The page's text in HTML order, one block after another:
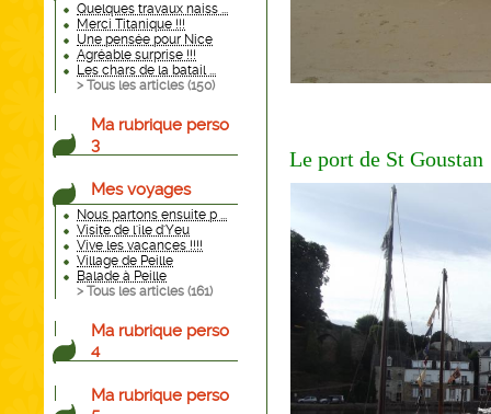
Quelques travaux naiss ...
Merci Titanique !!!
Une pensée pour Nice
Agréable surprise !!!
Les chars de la batail ...
> Tous les articles (150)
Ma rubrique perso
3
Mes voyages
Nous partons ensuite p ...
Visite de l'ile d'Yeu
Vive les vacances !!!!
Village de Peille
Balade à Peille
> Tous les articles (161)
Ma rubrique perso
4
Ma rubrique perso
Le port de St Goustan